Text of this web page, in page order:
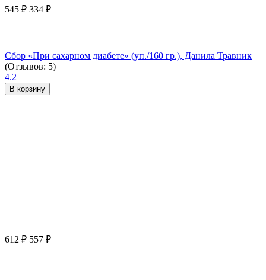
545 ₽ 334 ₽
Сбор «При сахарном диабете» (уп./160 гр.), Данила Травник
(Отзывов: 5)
4.2
В корзину
612 ₽ 557 ₽